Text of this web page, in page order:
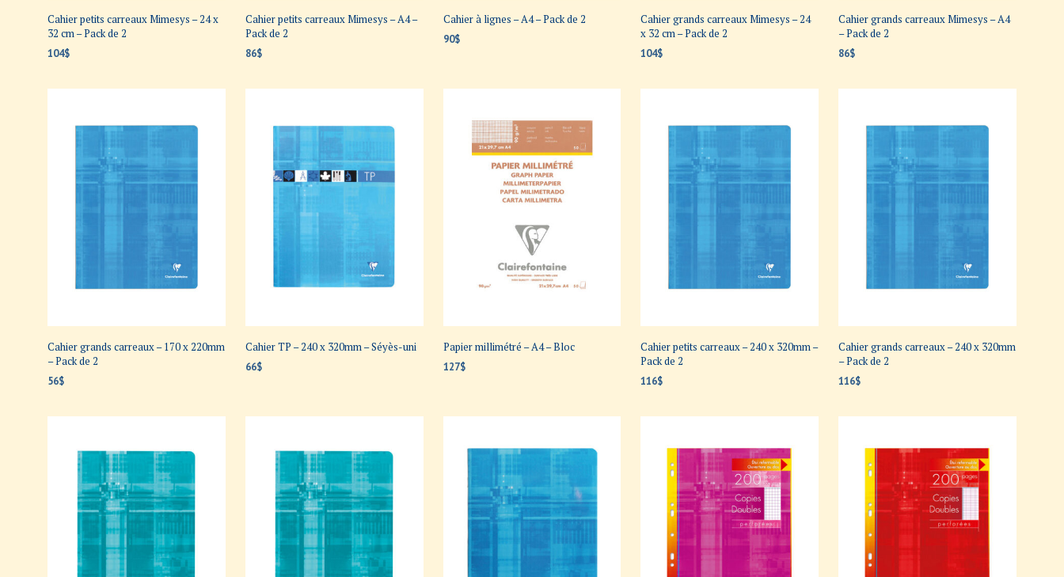
Cahier petits carreaux Mimesys – 24 x
32 cm – Pack de 2
104$
Cahier petits carreaux Mimesys – A4 –
Pack de 2
86$
Cahier à lignes – A4 – Pack de 2
90$
Cahier grands carreaux Mimesys – 24
x 32 cm – Pack de 2
104$
Cahier grands carreaux Mimesys – A4
– Pack de 2
86$
Cahier grands carreaux – 170 x 220mm
– Pack de 2
56$
Cahier TP – 240 x 320mm – Séyès-uni
66$
Papier millimétré – A4 – Bloc
127$
Cahier petits carreaux – 240 x 320mm –
Pack de 2
116$
Cahier grands carreaux – 240 x 320mm
– Pack de 2
116$